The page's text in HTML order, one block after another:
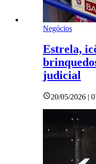
Negócios
Estrela,
judicial
20/05/2026 |